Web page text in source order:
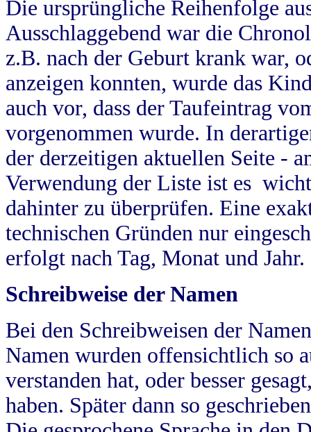
Die ursprüngliche Reihenfolge
Ausschlaggebend war die
z.B. nach der Geburt krank war,
anzeigen konnten, wurde das
auch vor, dass der Taufeintrag
vorgenommen wurde. In
der derzeitigen aktuellen Seite -
Verwendung der Liste ist es
dahinter zu überprüfen. Eine
technischen Gründen nur
erfolgt nach Tag, Monat und Jahr.
Schreibweise der Namen
Bei den Schreibweisen der
Namen wurden offensichtlich so
verstanden hat, oder besser
haben. Später dann so